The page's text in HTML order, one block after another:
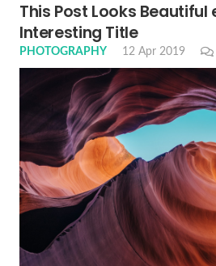
This Post Looks Beautiful
Interesting Title
PHOTOGRAPHY 12 Apr 2019